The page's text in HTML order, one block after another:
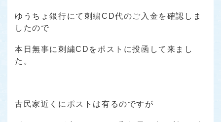
ゆうちょ銀行にて刺繍CD代のご入金を確認しま
したので
本日無事に刺繍CDをポストに投函して来まし
た。
古民家近くにポストは有るのですが